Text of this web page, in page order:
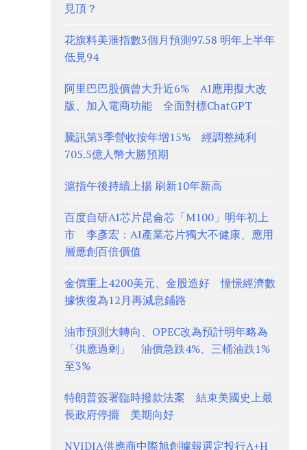
見頂？
花旗料美滙指數3個月預測97.58 明年上半年
低見94
阿里巴巴股價曾大升近6% AI應用擬大改
版、加入電商功能 全面對標ChatGPT
騰訊第3季營收按年增15% 經調整純利
705.5億人幣大勝預期
滬指午後持續上揚 刷新10年新高
百度自研AI芯片昆侖芯「M100」明年初上
市 李彥宏：AI產業芯片獨大不健康、應用
層應創百倍價值
金價重上4200美元、金股造好 憧憬經濟數
據恢復為12月再減息鋪路
油市預測大轉向、OPEC改為預計明年略為
「供應過剩」 油價急跌4%、三桶油跌1%
至3%
特朗普簽署臨時撥款法案 結束美國史上最
長政府停擺 美期向好
NVIDIA供應商中際旭創據報選定投行A+H